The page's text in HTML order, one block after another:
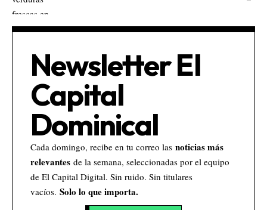
Newsletter El
Capital
Dominical
Cada domingo, recibe en tu correo las noticias más
relevantes de la semana, seleccionadas por el equipo
de El Capital Digital. Sin ruido. Sin titulares
vacíos. Solo lo que importa.